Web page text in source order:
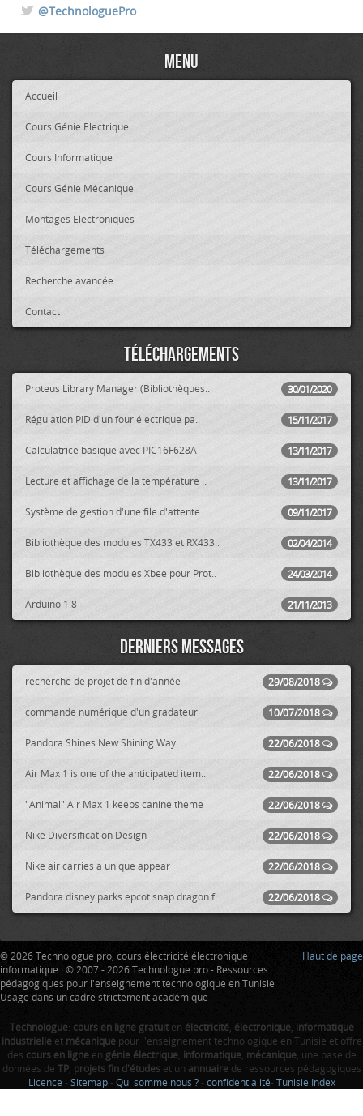
@TechnologuePro
Menu
Accueil
Cours Génie Electrique
Cours Informatique
Cours Génie Mécanique
Montages Electroniques
Téléchargements
Recherche avancée
Contact
Téléchargements
30/01/2020
Proteus Library Manager (Bibliothèques..
15/11/2017
Régulation PID d'un four électrique pa..
13/11/2017
Calculatrice basique avec PIC16F628A
13/11/2017
Lecture et affichage de la température ..
09/11/2017
Système de gestion d'une file d'attente..
02/04/2014
Bibliothèque des modules TX433 et RX433..
24/03/2014
Bibliothèque des modules Xbee pour Prot..
21/11/2013
Arduino 1.8
Derniers messages
29/08/2018
recherche de projet de fin d'année
10/07/2018
commande numérique d'un gradateur
22/06/2018
Pandora Shines New Shining Way
22/06/2018
Air Max 1 is one of the anticipated item..
22/06/2018
"Animal" Air Max 1 keeps canine theme
22/06/2018
Nike Diversification Design
22/06/2018
Nike air carries a unique appear
22/06/2018
Pandora disney parks epcot snap dragon f..
Haut de page
© 2026 Technologue pro, cours électricité électronique
informatique · © 2007 - 2026 Technologue pro - Ressources
pédagogiques pour l'enseignement technologique en Tunisie
Usage dans un cadre strictement académique
Technologue: cours en ligne gratuiten électricité, électronique, informatique
industrielleet mécaniquepour l'enseignement technologique en Tunisie et offre
des cours en ligneen génie électrique, informatique, mécanique, une base de
données de TP, projets fin d'étudeset un annuairede ressources pédagogiques
Licence - Sitemap - Qui somme nous ? - confidentialité- Tunisie Index